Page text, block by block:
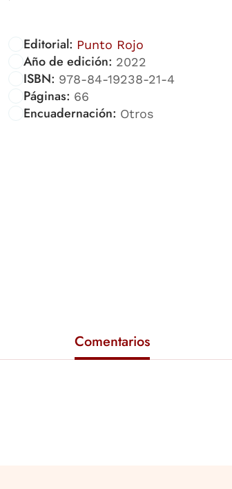
Editorial: Punto Rojo
Año de edición: 2022
ISBN: 978-84-19238-21-4
Páginas: 66
Encuadernación: Otros
Comentarios